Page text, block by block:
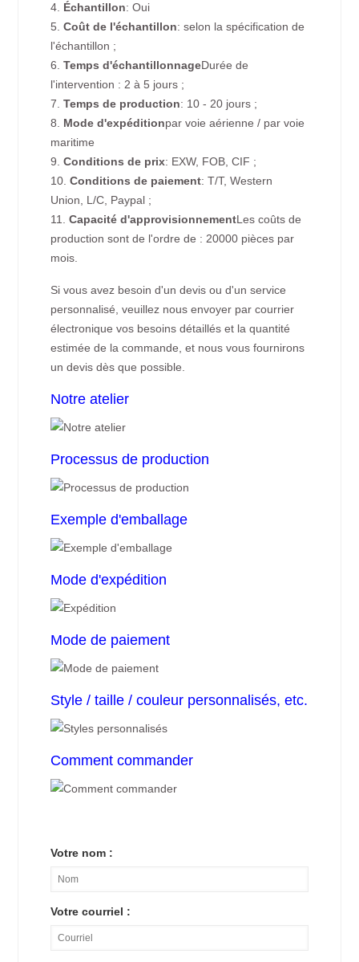
4. Échantillon: Oui
5.Coût de l'échantillon: selon la spécification de
l'échantillon ;
6.Temps d'échantillonnageDurée de
l'intervention : 2 à 5 jours ;
7.Temps de production: 10 - 20 jours ;
8. Mode d'expéditionpar voie aérienne / par voie
maritime
9.Conditions de prix: EXW, FOB, CIF ;
10.Conditions de paiement: T/T, Western
Union, L/C, Paypal ;
11.Capacité d'approvisionnementLes coûts de
production sont de l'ordre de : 20000 pièces par
mois.
Si vous avez besoin d'un devis ou d'un service
personnalisé, veuillez nous envoyer par courrier
électronique vos besoins détaillés et la quantité
estimée de la commande, et nous vous fournirons
un devis dès que possible.
Notre atelier
Processus de production
Exemple d'emballage
Mode d'expédition
Mode de paiement
Style / taille / couleur personnalisés, etc.
Comment commander
Votre nom :
Votre courriel :